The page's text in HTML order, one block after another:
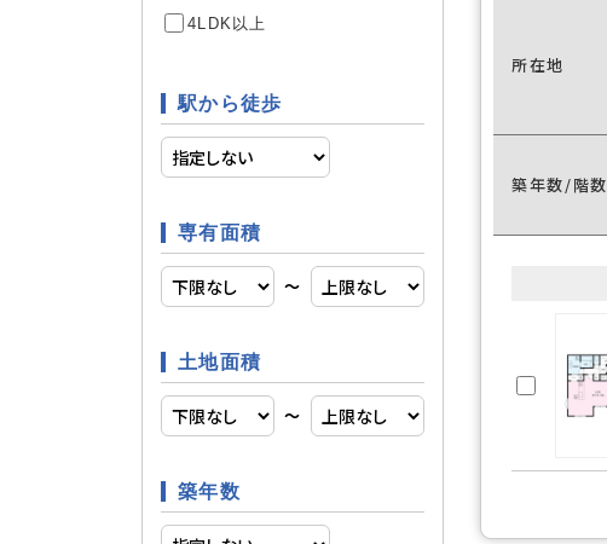
4LDK以上
駅から徒歩
専有面積
〜
土地面積
〜
築年数
システムキッチン
空調 床暖房
収納
立地条件 日当たり良好
条件
所在地
築年数/階数